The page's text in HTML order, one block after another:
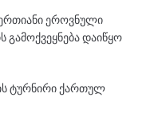
ეროვნული
გამოქვეყნება დაიწყო
ტურნირი ქართულ